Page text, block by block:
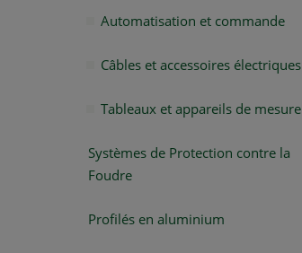
Automatisation et commande
Câbles et accessoires électriques
Tableaux et appareils de mesure
Systèmes de Protection contre la
Foudre
Profilés en aluminium